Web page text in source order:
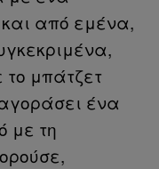
από εμένα,
μπάτζετ
ένα
με τη